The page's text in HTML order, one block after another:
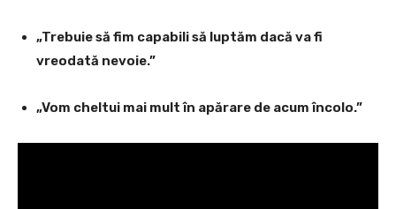
„Trebuie să fim capabili să luptăm dacă va fi
vreodată nevoie.”
„Vom cheltui mai mult în apărare de acum încolo.”